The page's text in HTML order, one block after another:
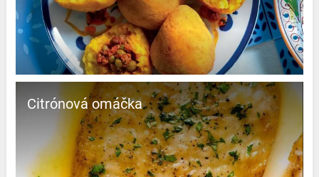
Citrónová omáčka